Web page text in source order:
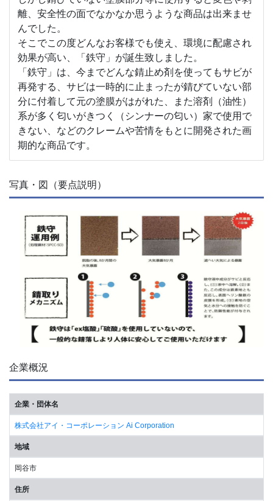
離、安全性の面でなかなか思うような商品は出来ませ
んでした。
そこでこの度どんなお客様でも使え、環境に配慮され
効果が高い、「鉄守」が誕生致しました。
「鉄守」は、今までどんな錆止め剤を使ってもサビが
再発する、サビは一時的に止まったが錆びていない部
分に付着して元の塗膜がはがれた、また溶剤（油性）
系が多く匂いがきつく（シンナーの匂い）家で使用で
きない、などのクレームや苦情をもとに開発された画
期的な商品です。
写真・図（要点説明）
企業概況
企業・団体名
株式会社アイ・コーポレーション Ai Corporation
地域
岡谷市
住所